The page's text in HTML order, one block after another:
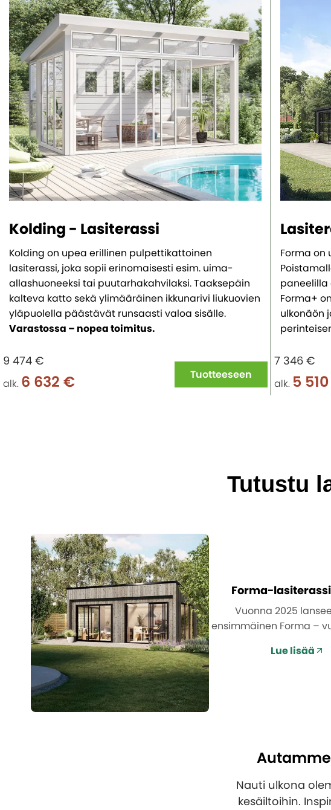
Kolding - Lasiterassi
Kolding on upea erillinen pulpettikattoinen
lasiterassi, joka sopii erinomaisesti esim. uima-
allashuoneeksi tai puutarhakahvilaksi. Taaksepäin
kalteva katto sekä ylimääräinen ikkunarivi liukuovien
yläpuolella päästävät runsaasti valoa sisälle.
Varastossa – nopea toimitus.
9 474 €
alk. 6 632 € Tuotteeseen
Forma on
paneelilla
Forma+
ulkonäön
7 346 €
alk. 5
Tutustu
Forma-
Vuonna 2025
ensimmäinen Forma –
Lue lisää
Nauti ulkona
kesäiltoihin.